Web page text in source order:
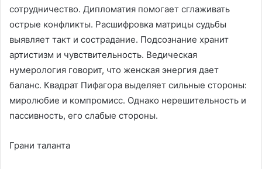
сотрудничество. Дипломатия помогает сглаживать
острые конфликты. Расшифровка матрицы судьбы
выявляет такт и сострадание. Подсознание хранит
артистизм и чувствительность. Ведическая
нумерология говорит, что женская энергия дает
баланс. Квадрат Пифагора выделяет сильные стороны:
миролюбие и компромисс. Однако нерешительность и
пассивность, его слабые стороны.
Грани таланта